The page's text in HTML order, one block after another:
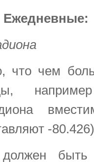
Ежедневные:
что чем
-
должен